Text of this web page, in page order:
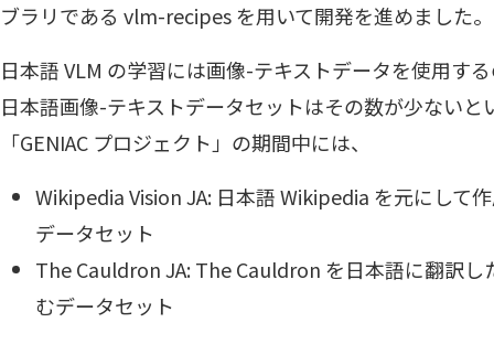
ブラリである vlm-recipesを用いて開発を進めました。
日本語 VLM の学習には画像-テキストデータを使用す
日本語画像-テキストデータセットはその数が少ないと
「GENIAC プロジェクト」の期間中には、
Wikipedia Vision JA: 日本語 Wikipedia を元にして
データセット
The Cauldron JA: The Cauldron を日本語に翻訳し
むデータセット